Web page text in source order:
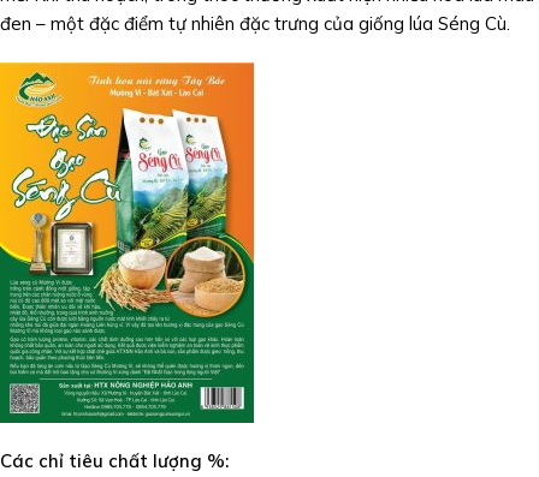
đen – một đặc điểm tự nhiên đặc trưng của giống lúa Séng Cù.
Các chỉ tiêu chất lượng %: